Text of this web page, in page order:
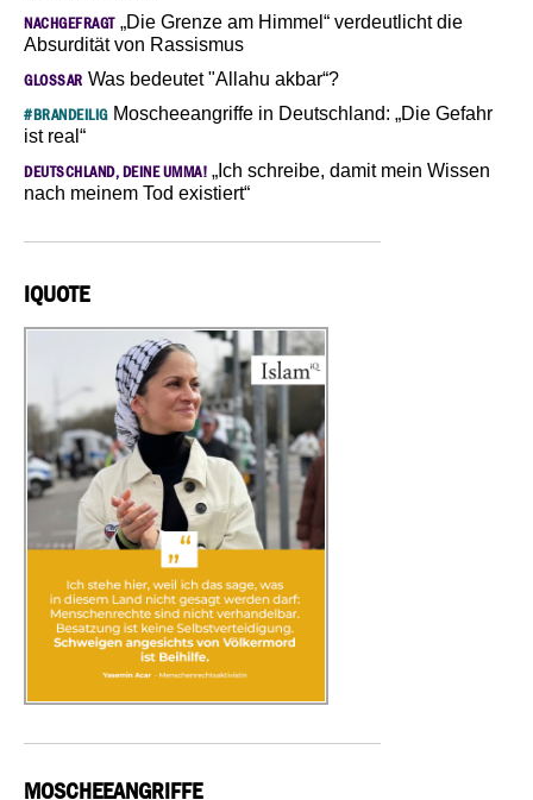
NACHGEFRAGT„Die Grenze am Himmel“ verdeutlicht die
Absurdität von Rassismus
GLOSSAR Was bedeutet "Allahu akbar“?
#BRANDEILIGMoscheeangriffe in Deutschland: „Die Gefahr
ist real“
DEUTSCHLAND, DEINE UMMA! „Ich schreibe, damit mein Wissen
nach meinem Tod existiert“
IQUOTE
MOSCHEEANGRIFFE